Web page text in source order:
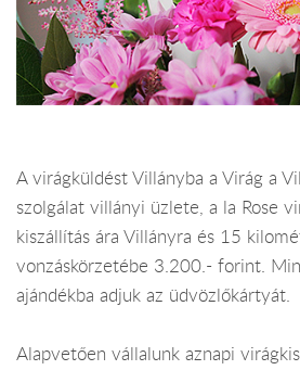
A virágküldést Villányba a Virág a
szolgálat villányi üzlete, a la Rose
kiszállítás ára Villányra és 15
vonzáskörzetébe 3.200.- forint.
ajándékba adjuk az üdvözlőkártyát.
Alapvetően vállalunk aznapi